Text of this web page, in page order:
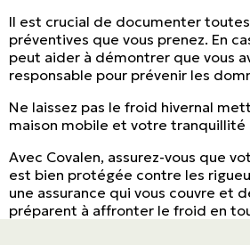
Il est crucial de documenter
préventives que vous prenez. En
peut aider à démontrer que vous
responsable pour prévenir les
Ne laissez pas le froid hivernal
maison mobile et votre tranquillité
Avec Covalen, assurez-vous que
est bien protégée contre les
une assurance qui vous couvre et
préparent à affronter le froid en